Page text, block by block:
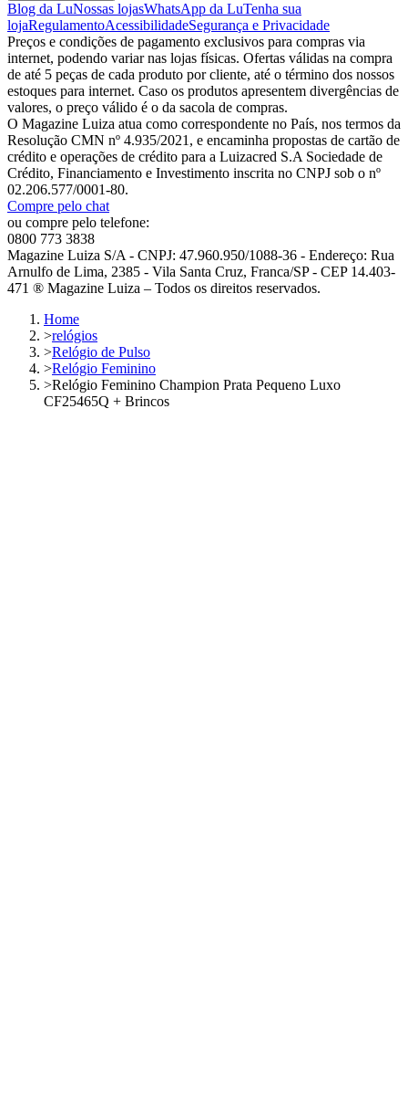
Blog da LuNossas lojasWhatsApp da LuTenha sua
lojaRegulamentoAcessibilidadeSegurança e Privacidade
Preços e condições de pagamento exclusivos para compras via
internet, podendo variar nas lojas físicas. Ofertas válidas na compra
de até 5 peças de cada produto por cliente, até o término dos nossos
estoques para internet. Caso os produtos apresentem divergências de
valores, o preço válido é o da sacola de compras.
O Magazine Luiza atua como correspondente no País, nos termos da
Resolução CMN nº 4.935/2021, e encaminha propostas de cartão de
crédito e operações de crédito para a Luizacred S.A Sociedade de
Crédito, Financiamento e Investimento inscrita no CNPJ sob o nº
02.206.577/0001-80.
Compre pelo chat
ou compre pelo telefone:
0800 773 3838
Magazine Luiza S/A - CNPJ: 47.960.950/1088-36 - Endereço: Rua
Arnulfo de Lima, 2385 - Vila Santa Cruz, Franca/SP - CEP 14.403-
471 ® Magazine Luiza – Todos os direitos reservados.
Home
>relógios
>Relógio de Pulso
>Relógio Feminino
>Relógio Feminino Champion Prata Pequeno Luxo
CF25465Q + Brincos